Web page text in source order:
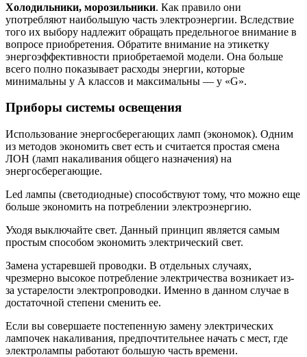
Холодильники, морозильники. Как правило они
употребляют наибольшую часть электроэнергии. Вследствие
того их выбору надлежит обращать предельногое внимание в
вопросе приобретения. Обратите внимание на этикетку
энергоэффективности приобретаемой модели. Она больше
всего полно показывает расходы энергии, которые
минимальны у А классов и максимальны — у «G».
Приборы системы освещения
Использование энергосберегающих ламп (экономок). Одним
из методов экономить свет есть и считается простая смена
ЛОН (ламп накаливания общего назначения) на
энергосберегающие.
Led лампы (светодиодные) способствуют тому, что можно еще
больше экономить на потреблении электроэнергию.
Уходя выключайте свет. Данный принцип является самым
простым способом экономить электрический свет.
Замена устаревшей проводки. В отдельных случаях,
чрезмерно высокое потребление электричества возникает из-
за устарелости электропроводки. Именно в данном случае в
достаточной степени сменить ее.
Если вы совершаете постепенную замену электрических
лампочек накаливания, предпочтительнее начать с мест, где
электролампы работают большую часть времени.